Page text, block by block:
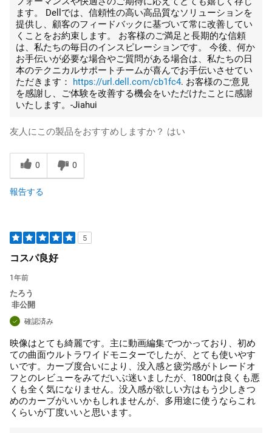
ます。 Dellでは、信頼性の高い高品質なソリューションを
提供し、顧客のフィードバックに基づいて常に改善してい
くことをお約束します。 お客様のご満足と長期的な信頼
は、私たちの毎日のインスピレーションです。 今後、何か
お手伝いが必要な場合やご質問がある場合は、私たちの日
本のテクニカルサポートチームが喜んでお手伝いさせてい
ただきます：
https://url.dell.com/cb1fc4. お客様のご意見
を感謝し、ご体験を改善する機会をいただけたことに感謝
いたします。-Jiahui
友人にこの製品をおすすめしますか？ はい
0 0
報告する
5
コスパ良好
1年前
たろう
非公開
確認済み
映像はとても綺麗です。主に動画編集でつかっており、初め
ての曲面ウルトラワイドモニターでしたが、とても使いやす
いです。カーブ度合いにより、没入感と疲労感がトレードオ
フとのレビューをみてだいぶ迷いましたが、1800rは良くも悪
くも全く気になりません。没入感が欲しい方はもう少しきつ
めのカーブがいいかもしれませんが、多用途に使うならこれ
くらいが丁度いいと思います。